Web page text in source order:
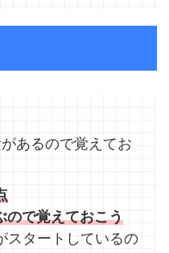
あるので覚えてお
で覚えておこう
スタートしているの